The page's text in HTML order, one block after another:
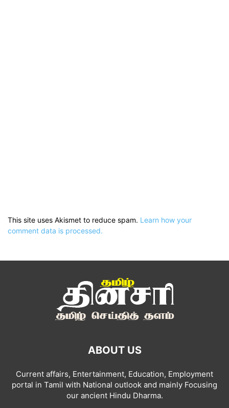
This site uses Akismet to reduce spam. Learn how your
comment data is processed.
ABOUT US
Current affairs, Entertainment, Education, Employment
portal in Tamil with National outlook and mainly Focusing
our ancient Hindu Dharma.